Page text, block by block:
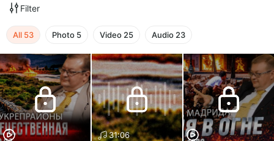
Filter
All 53 Photo 5 Video 25 Audio 23
31:06